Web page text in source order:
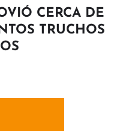
CERCA DE
TRUCHOS